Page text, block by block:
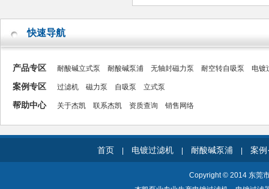
快速导航
产品专区 耐酸碱立式泵 耐酸碱泵浦 无轴封磁力泵 耐空转自吸泵 电镀
案例专区 过滤机 磁力泵 自吸泵 立式泵
帮助中心 关于杰凯 联系杰凯 资质查询 销售网络
首页 电镀过滤机 耐酸碱泵浦 案例
Copyright © 2014 东莞